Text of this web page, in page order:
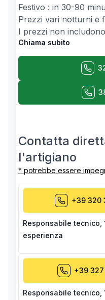
Festivo : in 30-90
Prezzi vari notturni e
I prezzi non
Chiama subito
Contatta
l'artigiano
* potrebbe essere
+39 320
Responsabile tecnico
esperienza
+39 327
Responsabile tecnico